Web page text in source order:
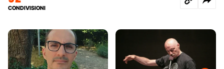
CONDIVISIONI